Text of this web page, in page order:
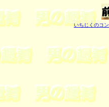
いちじくのコ